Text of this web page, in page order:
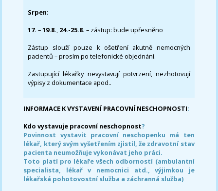
Srpen:
17. –19.8., 24.-25.8. – zástup: bude upřesněno
Zástup slouží pouze k ošetření akutně nemocných
pacientů – prosím po telefonické objednání.
Zastupující lékařky nevystavují potvrzení, nezhotovují
výpisy z dokumentace apod..
INFORMACE K VYSTAVENÍ PRACOVNÍ NESCHOPNOSTI:
Kdo vystavuje pracovní neschopnost?
Povinnost vystavit pracovní neschopenku má ten
lékař, který svým vyšetřením zjistil, že zdravotní stav
pacienta neumožňuje vykonávat jeho práci.
Toto platí pro lékaře všech odborností (ambulantní
specialista, lékař v nemocnici atd., výjimkou je
lékařská pohotovostní služba a záchranná služba)